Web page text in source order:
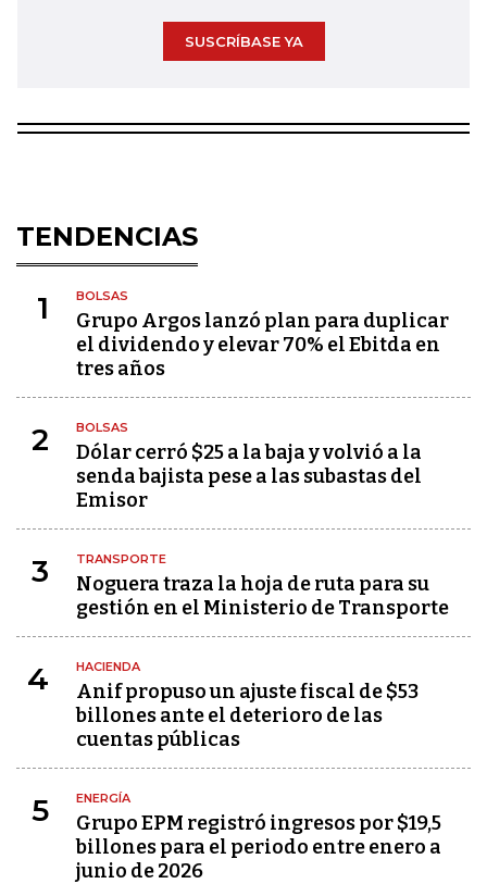
SUSCRÍBASE YA
TENDENCIAS
1 BOLSAS
Grupo Argos lanzó plan para duplicar
el dividendo y elevar 70% el Ebitda en
tres años
2 BOLSAS
Dólar cerró $25 a la baja y volvió a la
senda bajista pese a las subastas del
Emisor
3 TRANSPORTE
Noguera traza la hoja de ruta para su
gestión en el Ministerio de Transporte
4 HACIENDA
Anif propuso un ajuste fiscal de $53
billones ante el deterioro de las
cuentas públicas
5 ENERGÍA
Grupo EPM registró ingresos por $19,5
billones para el periodo entre enero a
junio de 2026